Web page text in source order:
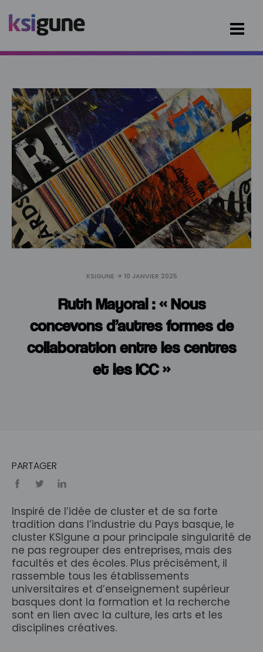
KSIGUNE 10 JANVIER 2025
Ruth Mayoral : « Nous
concevons d’autres formes de
collaboration entre les centres
et les ICC »
PARTAGER
Inspiré de l’idée de cluster et de sa forte
tradition dans l’industrie du Pays basque, le
cluster KSIgune a pour principale singularité de
ne pas regrouper des entreprises, mais des
facultés et des écoles. Plus précisément, il
rassemble tous les établissements
universitaires et d’enseignement supérieur
basques dont la formation et la recherche
sont en lien avec la culture, les arts et les
disciplines créatives.